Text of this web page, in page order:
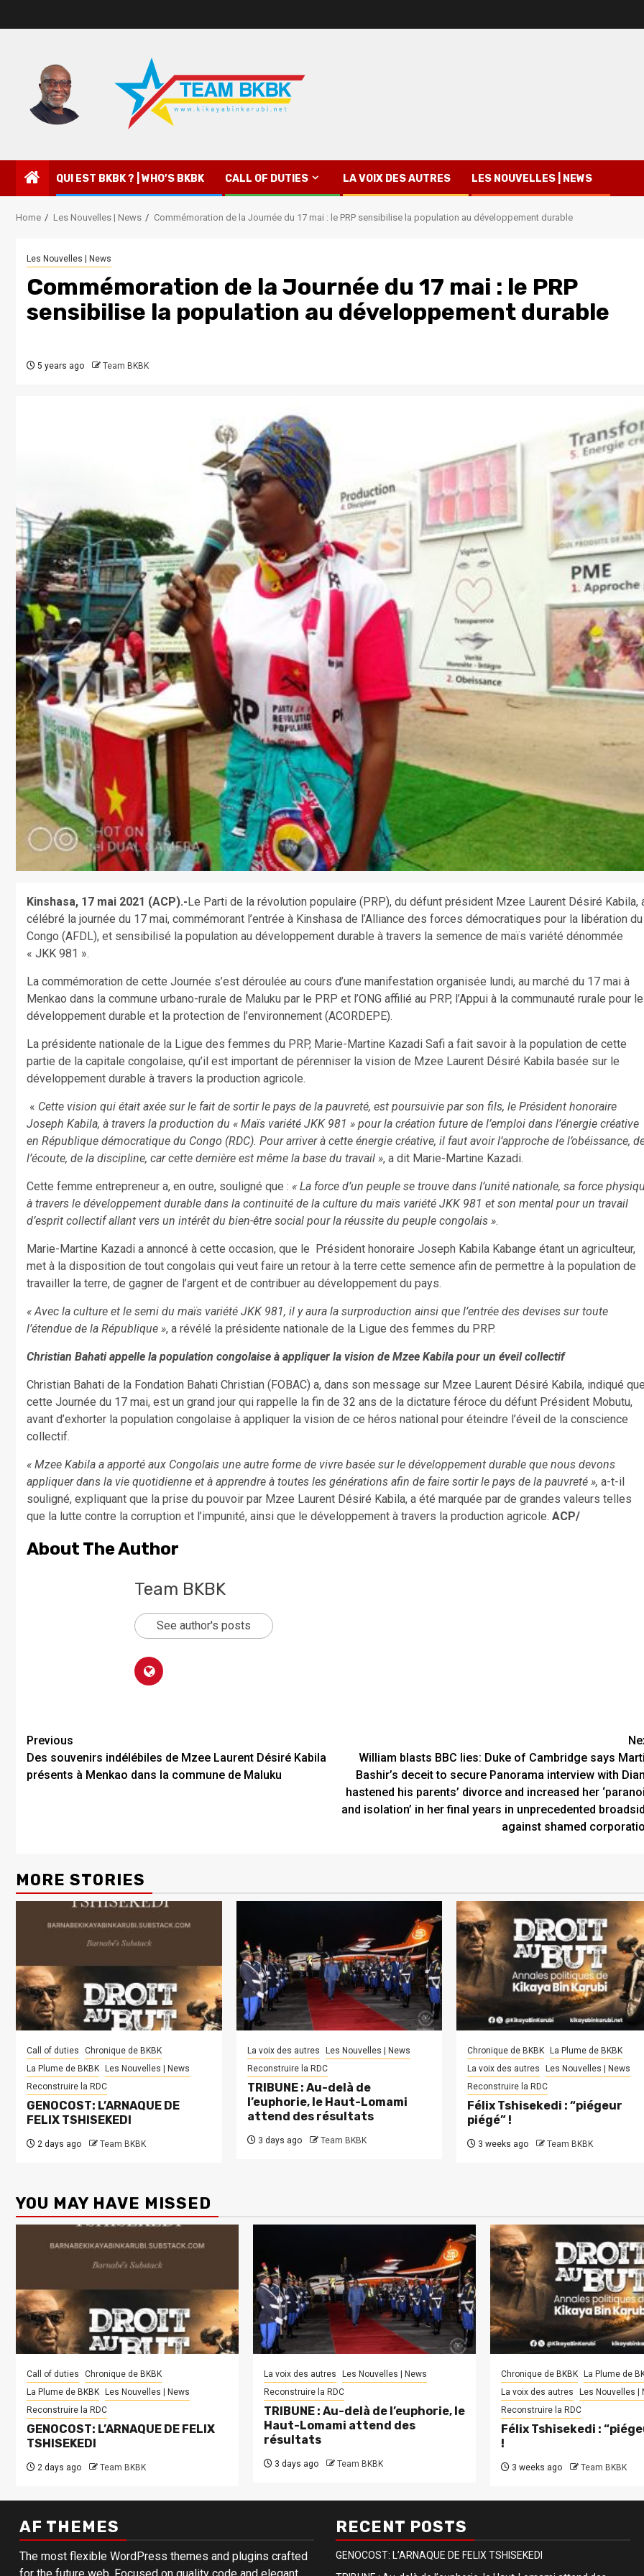
QUI EST BKBK ? | WHO’S BKBK CALL OF DUTIES LA VOIX DES AUTRES LES NOUVELLES | NEWS
Home Les Nouvelles | News Commémoration de la Journée du 17 mai : le PRP sensibilise la population au développement durable
Les Nouvelles | News
Commémoration de la Journée du 17 mai : le PRP
sensibilise la population au développement durable
5 years ago Team BKBK
Kinshasa, 17 mai 2021 (ACP).- Le Parti de la révolution populaire (PRP), du défunt président Mzee Laurent Désiré Kabila,
célébré la journée du 17 mai, commémorant l’entrée à Kinshasa de l’Alliance des forces démocratiques pour la libération du
Congo (AFDL), et sensibilisé la population au développement durable à travers la semence de maïs variété dénommée
« JKK 981 ».
La commémoration de cette Journée s’est déroulée au cours d’une manifestation organisée lundi, au marché du 17 mai à
Menkao dans la commune urbano-rurale de Maluku par le PRP et l’ONG affilié au PRP, l’Appui à la communauté rurale pour le
développement durable et la protection de l’environnement (ACORDEPE).
La présidente nationale de la Ligue des femmes du PRP, Marie-Martine Kazadi Safi a fait savoir à la population de cette
partie de la capitale congolaise, qu’il est important de pérenniser la vision de Mzee Laurent Désiré Kabila basée sur le
développement durable à travers la production agricole.
« Cette vision qui était axée sur le fait de sortir le pays de la pauvreté, est poursuivie par son fils, le Président honoraire
Joseph Kabila, à travers la production du « Maïs variété JKK 981 » pour la création future de l’emploi dans l’énergie créative
en République démocratique du Congo (RDC). Pour arriver à cette énergie créative, il faut avoir l’approche de l’obéissance,
l’écoute, de la discipline, car cette dernière est même la base du travail », a dit Marie-Martine Kazadi.
Cette femme entrepreneur a, en outre, souligné que : « La force d’un peuple se trouve dans l’unité nationale, sa force
à travers le développement durable dans la continuité de la culture du maïs variété JKK 981 et son mental pour un travail
d’esprit collectif allant vers un intérêt du bien-être social pour la réussite du peuple congolais ».
Marie-Martine Kazadi a annoncé à cette occasion, que le Président honoraire Joseph Kabila Kabange étant un agriculteur,
met à la disposition de tout congolais qui veut faire un retour à la terre cette semence afin de permettre à la population de
travailler la terre, de gagner de l’argent et de contribuer au développement du pays.
« Avec la culture et le semi du maïs variété JKK 981, il y aura la surproduction ainsi que l’entrée des devises sur toute
l’étendue de la République », a révélé la présidente nationale de la Ligue des femmes du PRP.
Christian Bahati appelle la population congolaise à appliquer la vision de Mzee Kabila pour un éveil collectif
Christian Bahati de la Fondation Bahati Christian (FOBAC) a, dans son message sur Mzee Laurent Désiré Kabila, indiqué
cette Journée du 17 mai, est un grand jour qui rappelle la fin de 32 ans de la dictature féroce du défunt Président Mobutu,
avant d’exhorter la population congolaise à appliquer la vision de ce héros national pour éteindre l’éveil de la conscience
collectif.
« Mzee Kabila a apporté aux Congolais une autre forme de vivre basée sur le développement durable que nous devons
appliquer dans la vie quotidienne et à apprendre à toutes les générations afin de faire sortir le pays de la pauvreté », a-t-il
souligné, expliquant que la prise du pouvoir par Mzee Laurent Désiré Kabila, a été marquée par de grandes valeurs telles
que la lutte contre la corruption et l’impunité, ainsi que le développement à travers la production agricole. ACP/
About The Author
Team BKBK
See author's posts
Previous
Des souvenirs indélébiles de Mzee Laurent Désiré Kabila
présents à Menkao dans la commune de Maluku
William blasts BBC lies: Duke of Cambridge says
Bashir’s deceit to secure Panorama interview with
hastened his parents’ divorce and increased her
and isolation’ in her final years in unprecedented
against shamed
MORE STORIES
Call of duties
Chronique de BKBK
La Plume de BKBK
Les Nouvelles | News
Reconstruire la RDC
GENOCOST: L’ARNAQUE DE
FELIX TSHISEKEDI
2 days ago Team BKBK
La voix des autres
Les Nouvelles | News
Reconstruire la RDC
TRIBUNE : Au-delà de
l’euphorie, le Haut-Lomami
attend des résultats
3 days ago Team BKBK
Chronique de BKBK
La Plume de BKBK
La voix des autres
Les Nouvelles | News
Reconstruire la RDC
Félix Tshisekedi : “piégeur
piégé” !
3 weeks ago Team BKBK
YOU MAY HAVE MISSED
Call of duties
Chronique de BKBK
La Plume de BKBK
Les Nouvelles | News
Reconstruire la RDC
GENOCOST: L’ARNAQUE DE FELIX
TSHISEKEDI
2 days ago Team BKBK
La voix des autres
Les Nouvelles | News
Reconstruire la RDC
TRIBUNE : Au-delà de l’euphorie, le
Haut-Lomami attend des
résultats
3 days ago Team BKBK
Chronique de BKBK
La Plume de
La voix des autres
Les Nouvelles |
Reconstruire la RDC
Félix Tshisekedi :
!
3 weeks ago Team BKBK
AF THEMES
The most flexible WordPress themes and plugins crafted
RECENT POSTS
GENOCOST: L’ARNAQUE DE FELIX TSHISEKEDI